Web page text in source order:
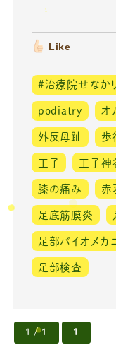
Like
#治療院せなか
podiatry オ
外反母趾 歩
王子 王子神
膝の痛み 赤
足底筋膜炎
足部バイオメカ
足部検査
1 / 1 1